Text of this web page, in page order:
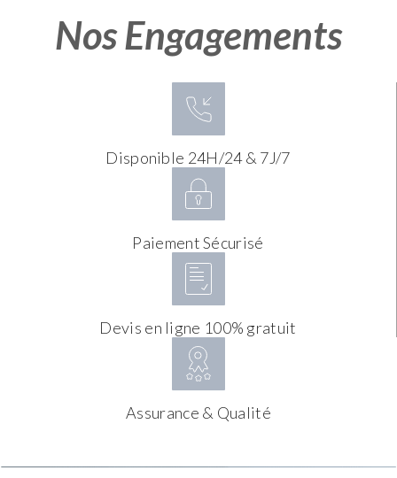
Nos Engagements
Disponible 24H/24 & 7J/7
Paiement Sécurisé
Devis en ligne 100% gratuit
Assurance & Qualité